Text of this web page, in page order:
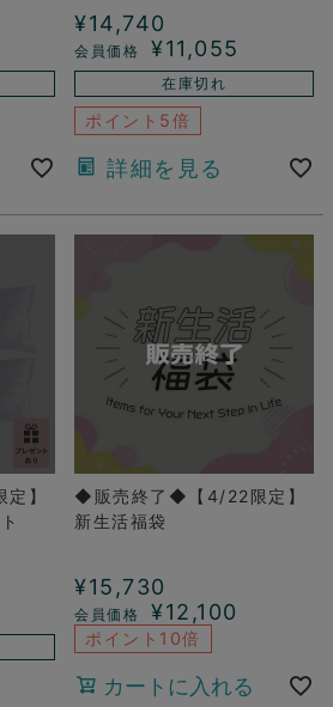
¥14,740
¥11,055
在庫切れ
ポイント5倍
詳細を見る
】
◆販売終了◆【4/22限定】
新生活福袋
¥15,730
¥12,100
ポイント10倍
カートに入れる